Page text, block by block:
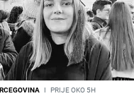
I PRIJE OKO 5H